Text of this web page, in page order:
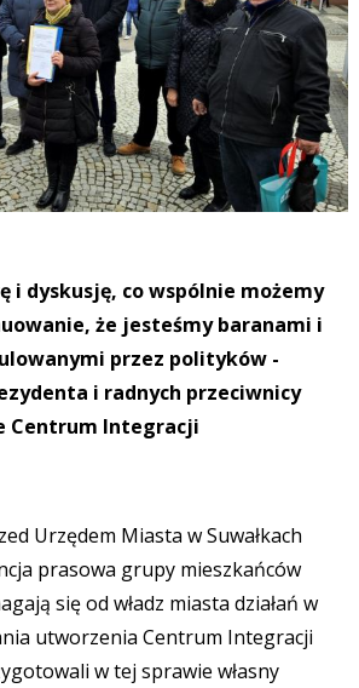
i dyskusję, co wspólnie możemy
że jesteśmy baranami i
przez polityków -
i radnych przeciwnicy
Centrum Integracji
Urzędem Miasta w Suwałkach
prasowa grupy mieszkańców
się od władz miasta działań w
utworzenia Centrum Integracji
w tej sprawie własny